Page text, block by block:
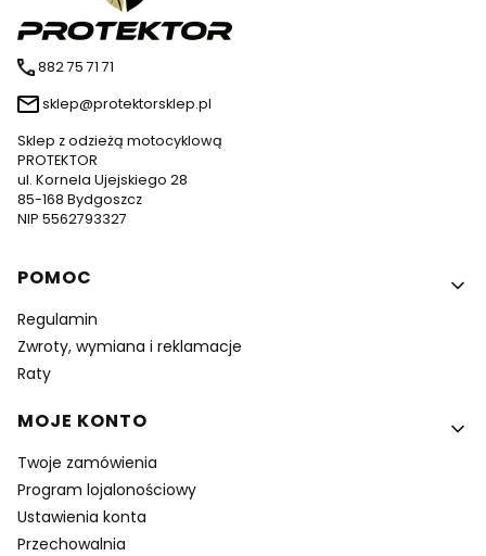
882 75 71 71
sklep@protektorsklep.pl
Sklep z odzieżą motocyklową
PROTEKTOR
ul. Kornela Ujejskiego 28
85-168 Bydgoszcz
NIP 5562793327
Linki w stopce
POMOC
Regulamin
Zwroty, wymiana i reklamacje
Raty
MOJE KONTO
Twoje zamówienia
Program lojalonościowy
Ustawienia konta
Przechowalnia